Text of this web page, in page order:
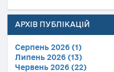
АРХІВ ПУБЛІКАЦІЙ
Серпень 2026 (1)
Липень 2026 (13)
Червень 2026 (22)